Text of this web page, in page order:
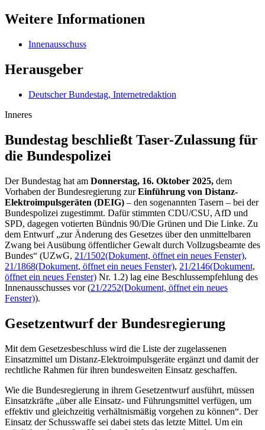
Weitere Informationen
Innenausschuss
Herausgeber
Deutscher Bundestag, Internetredaktion
Inneres
Bundestag beschließt Taser-Zulassung für
die Bundespolizei
Der Bundestag hat am Donnerstag, 16. Oktober 2025, dem
Vorhaben der Bundesregierung zurEinführung von Distanz-
Elektroimpulsgeräten (DEIG) – den sogenannten Tasern – bei der
Bundespolizei zugestimmt. Dafür stimmten CDU/CSU, AfD und
SPD, dagegen votierten Bündnis 90/Die Grünen und Die Linke. Zu
dem Entwurf „zur Änderung des Gesetzes über den unmittelbaren
Zwang bei Ausübung öffentlicher Gewalt durch Vollzugsbeamte des
Bundes“ (UZwG, 21/1502(Dokument, öffnet ein neues Fenster),
21/1868(Dokument, öffnet ein neues Fenster), 21/2146(Dokument,
öffnet ein neues Fenster) Nr. 1.2) lag eine Beschlussempfehlung des
Innenausschusses vor (21/2252(Dokument, öffnet ein neues
Fenster)).
Gesetzentwurf der Bundesregierung
Mit dem Gesetzesbeschluss wird die Liste der zugelassenen
Einsatzmittel um Distanz-Elektroimpulsgeräte ergänzt und damit der
rechtliche Rahmen für ihren bundesweiten Einsatz geschaffen.
Wie die Bundesregierung in ihrem Gesetzentwurf ausführt, müssen
Einsatzkräfte „über alle Einsatz- und Führungsmittel verfügen, um
effektiv und gleichzeitig verhältnismäßig vorgehen zu können“. Der
Einsatz der Schusswaffe sei dabei stets das letzte Mittel. Um ein